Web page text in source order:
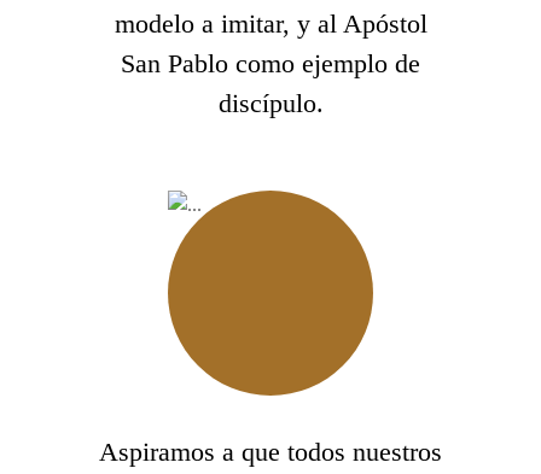
modelo a imitar, y al Apóstol
San Pablo como ejemplo de
discípulo.
Aspiramos a que todos nuestros